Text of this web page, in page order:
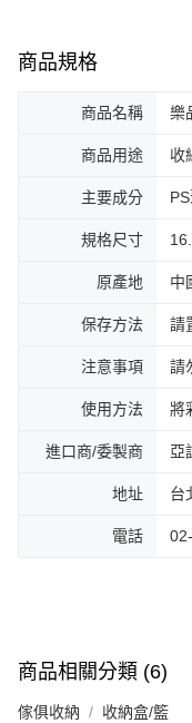
商品規格
商品名稱 樂
商品用途 收
主要成分
規格尺寸
原產地 中
保存方法 請
注意事項 請
使用方法 將
進口商/委製商 亞
地址 台
電話
商品相關分類 (6)
傢俱收納 收納盒/籃